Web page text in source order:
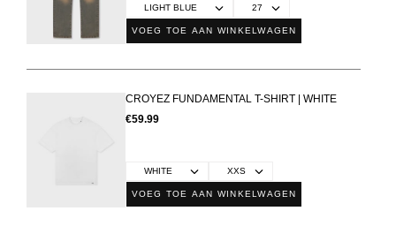
VOEG TOE AAN WINKELWAGEN
CROYEZ FUNDAMENTAL T-SHIRT | WHITE
€59.99
VOEG TOE AAN WINKELWAGEN